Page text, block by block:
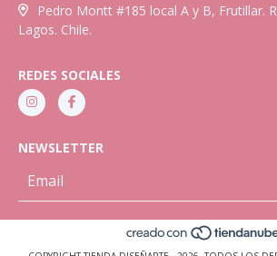
Pedro Montt #185 local A y B, Frutillar.
Lagos. Chile.
REDES SOCIALES
NEWSLETTER